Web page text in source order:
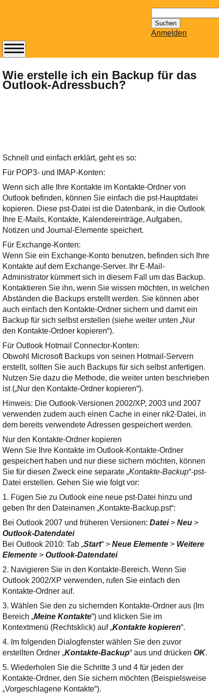
nach:
Anmelden
Wie erstelle ich ein Backup für das
Outlook-Adressbuch?
Schnell und einfach erklärt, geht es so:
Für POP3- und IMAP-Konten:
Wenn sich alle Ihre Kontakte im Kontakte-Ordner von
Outlook befinden, können Sie einfach die pst-Hauptdatei
kopieren. Diese pst-Datei ist die Datenbank, in die Outlook
Ihre E-Mails, Kontakte, Kalendereinträge, Aufgaben,
Notizen und Journal-Elemente speichert.
Für Exchange-Konten:
Wenn Sie ein Exchange-Konto benutzen, befinden sich Ihre
Kontakte auf dem Exchange-Server. Ihr E-Mail-
Administrator kümmert sich in diesem Fall um das Backup.
Kontaktieren Sie ihn, wenn Sie wissen möchten, in welchen
Abständen die Backups erstellt werden. Sie können aber
auch einfach den Kontakte-Ordner sichern und damit ein
Backup für sich selbst erstellen (siehe weiter unten „Nur
den Kontakte-Ordner kopieren“).
Für Outlook Hotmail Connector-Konten:
Obwohl Microsoft Backups von seinen Hotmail-Servern
erstellt, sollten Sie auch Backups für sich selbst anfertigen.
Nutzen Sie dazu die Methode, die weiter unten beschrieben
ist („Nur den Kontakte-Ordner kopieren“).
Hinweis: Die Outlook-Versionen 2002/XP, 2003 und 2007
verwenden zudem auch einen Cache in einer nk2-Datei, in
dem bereits verwendete Adressen gespeichert werden.
Nur den Kontakte-Ordner kopieren
Wenn Sie Ihre Kontakte im Outlook-Kontakte-Ordner
gespeichert haben und nur diese sichern möchten, können
Sie für diesen Zweck eine separate „Kontakte-Backup“-pst-
Datei erstellen. Gehen Sie wie folgt vor:
1. Fügen Sie zu Outlook eine neue pst-Datei hinzu und
geben Ihr den Dateinamen „Kontakte-Backup.pst“:
Bei Outlook 2007 und früheren Versionen: Datei> Neu >
Outlook-Datendatei
Bei Outlook 2010: Tab „Start“ > Neue Elemente> Weitere
Elemente> Outlook-Datendatei
2. Navigieren Sie in den Kontakte-Bereich. Wenn Sie
Outlook 2002/XP verwenden, rufen Sie einfach den
Kontakte-Ordner auf.
3. Wählen Sie den zu sichernden Kontakte-Ordner aus (Im
Bereich „Meine Kontakte“) und klicken Sie im
Kontextmenü (Rechtsklick) auf „Kontakte kopieren“.
4. Im folgenden Dialogfenster wählen Sie den zuvor
erstellten Ordner „Kontakte-Backup“ aus und drücken OK.
5. Wiederholen Sie die Schritte 3 und 4 für jeden der
Kontakte-Ordner, den Sie sichern möchten (Beispielsweise
„Vorgeschlagene Kontakte“).
Abonnieren Sie den
14-tägig
erscheinenden
bereithält!
Wie z.B. Outlook,
GMail, Thunderbird
oder auch
KuNoMail, usw.
Ihre E-Mail
Adresse:
E-Mail
E-Mail bestätigen